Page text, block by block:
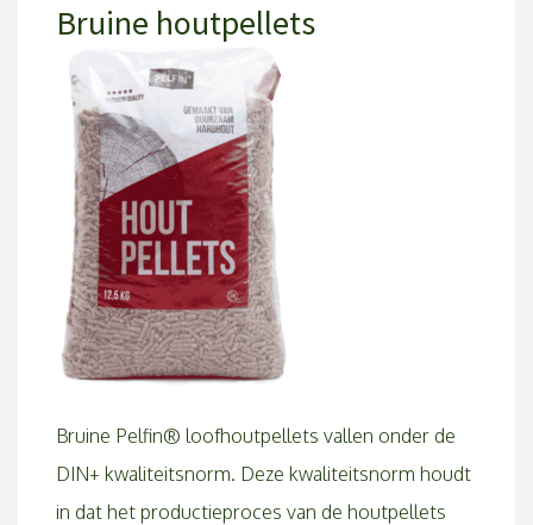
Bruine houtpellets
Bruine Pelfin® loofhoutpellets vallen onder de
DIN+ kwaliteitsnorm. Deze kwaliteitsnorm houdt
in dat het productieproces van de houtpellets